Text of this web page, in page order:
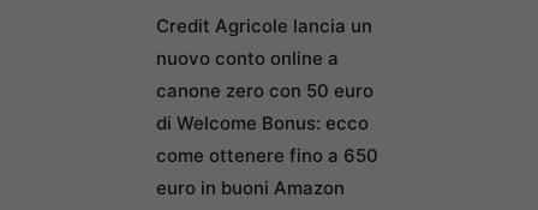
Credit Agricole lancia un
nuovo conto online a
canone zero con 50 euro
di Welcome Bonus: ecco
come ottenere fino a 650
euro in buoni Amazon